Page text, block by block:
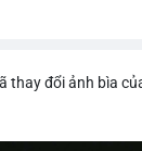
thay đổi ảnh bìa